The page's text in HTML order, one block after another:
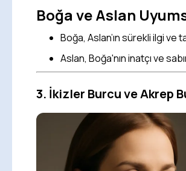
Boğa ve Aslan
Boğa, Aslan’ın sürekli ilgi ve
Aslan, Boğa'nın inatçı ve
3. İkizler Burcu ve Akrep